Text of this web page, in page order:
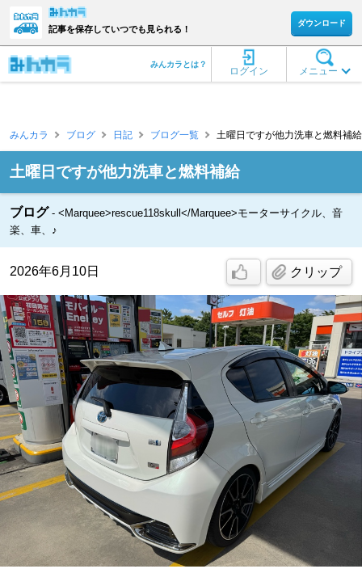
記事を保存していつでも見られる！
ダウンロード
メニュー
ログイン
みんカラとは？
みんカラ ブログ 日記 ブログ一覧 土曜日ですが他力洗車と燃料補
土曜日ですが他力洗車と燃料補給
ブログ
<Marquee>rescue118skull</Marquee>モーターサイクル、音
楽、車、♪
2026年6月10日 クリップ